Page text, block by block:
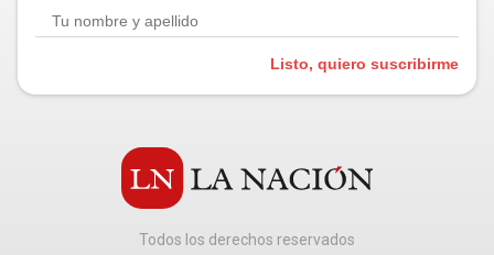
Listo, quiero suscribirme
Todos los derechos reservados